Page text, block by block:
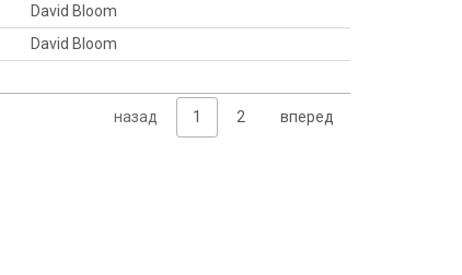
David Bloom
David Bloom
назад 1 2 вперед